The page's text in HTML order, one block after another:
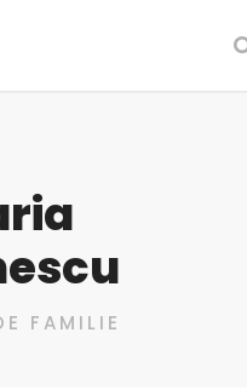
FAMILIE